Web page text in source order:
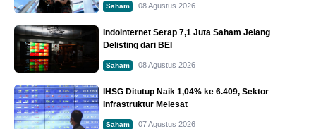
Saham 08 Agustus 2026
Indointernet Serap 7,1 Juta Saham Jelang
Delisting dari BEI
Saham 08 Agustus 2026
IHSG Ditutup Naik 1,04% ke 6.409, Sektor
Infrastruktur Melesat
Saham 07 Agustus 2026